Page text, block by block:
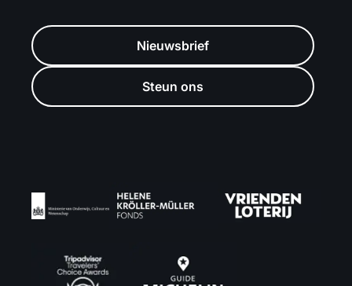
Nieuwsbrief
Steun ons